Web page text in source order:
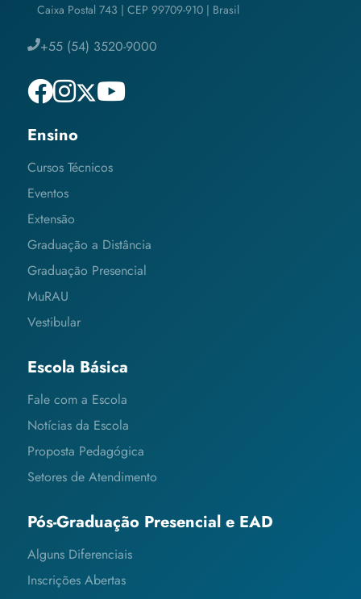
Caixa Postal 743 | CEP 99709-910 | Brasil
+55 (54) 3520-9000
Ensino
Cursos Técnicos
Eventos
Extensão
Graduação a Distância
Graduação Presencial
MuRAU
Vestibular
Escola Básica
Fale com a Escola
Notícias da Escola
Proposta Pedagógica
Setores de Atendimento
Pós-Graduação Presencial e EAD
Alguns Diferenciais
Inscrições Abertas